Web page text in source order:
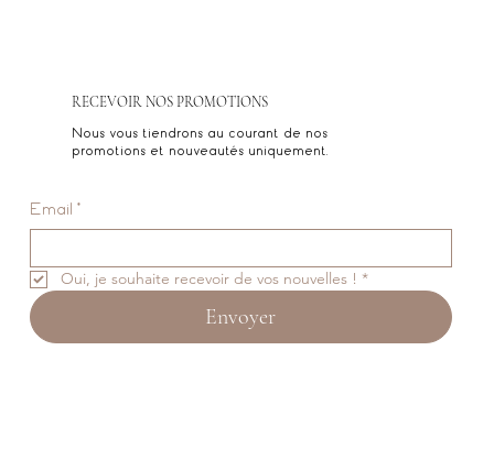
RECEVOIR NOS PROMOTIONS
Nous vous tiendrons au courant de nos
promotions et nouveautés uniquement.
Email *
Oui, je souhaite recevoir de vos nouvelles ! *
Envoyer